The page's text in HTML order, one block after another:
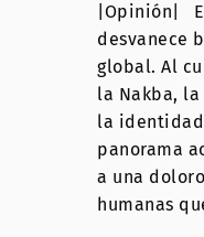
|Opinión|
desvanece
global. Al
la Nakba,
la
panorama
a una
humanas